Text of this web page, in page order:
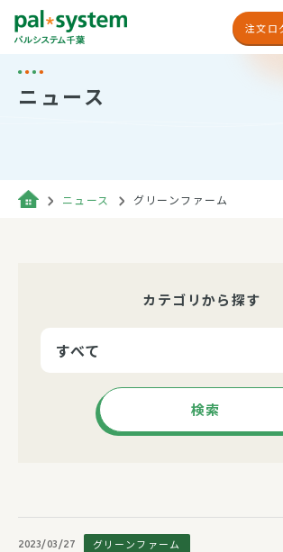
注文ロ
ニュース
ニュース グリーンファーム
カテゴリから探す
検索
2023/03/27 グリーンファーム